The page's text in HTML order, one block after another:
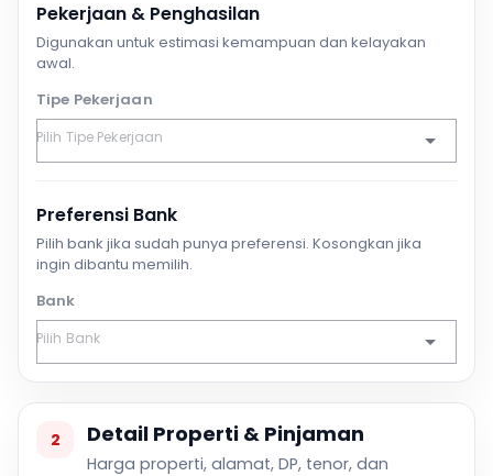
Pekerjaan & Penghasilan
Digunakan untuk estimasi kemampuan dan kelayakan
awal.
Tipe Pekerjaan
Preferensi Bank
Pilih bank jika sudah punya preferensi. Kosongkan jika
ingin dibantu memilih.
Bank
2 Detail Properti & Pinjaman
Harga properti, alamat, DP, tenor, dan